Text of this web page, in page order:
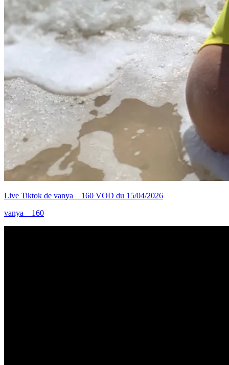
Live Tiktok de vanya__160 VOD du 15/04/2026
vanya__160